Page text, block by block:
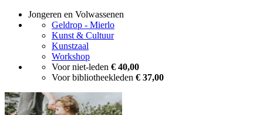
Jongeren en Volwassenen
Geldrop - Mierlo
Kunst & Cultuur
Kunstzaal
Workshop
Voor niet-leden € 40,00
Voor bibliotheekleden € 37,00